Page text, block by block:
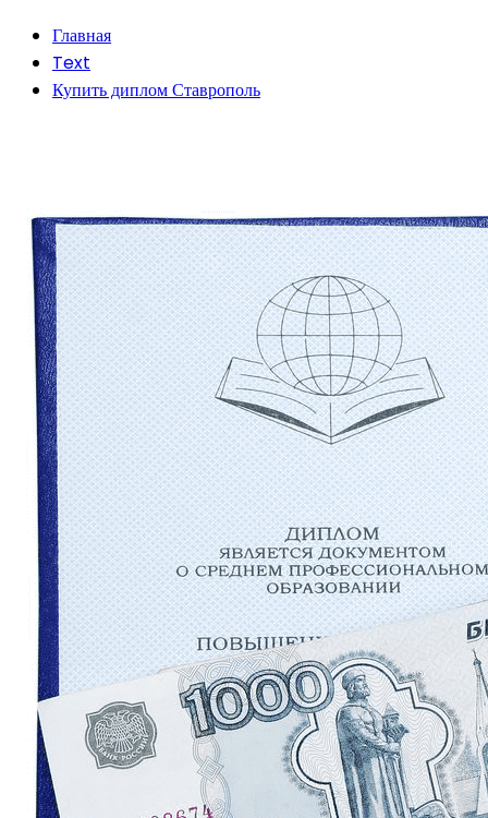
Главная
Text
Купить диплом Ставрополь